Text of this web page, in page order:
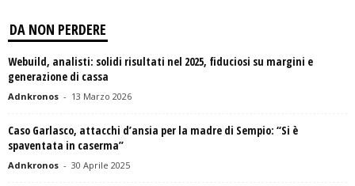
DA NON PERDERE
Webuild, analisti: solidi risultati nel 2025, fiduciosi su margini e
generazione di cassa
Adnkronos - 13 Marzo 2026
Caso Garlasco, attacchi d’ansia per la madre di Sempio: “Si è
spaventata in caserma”
Adnkronos - 30 Aprile 2025